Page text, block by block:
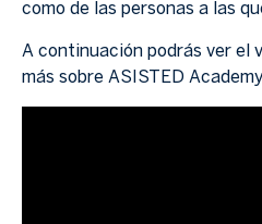
como de las personas a las
A continuación podrás ver el
más sobre ASISTED